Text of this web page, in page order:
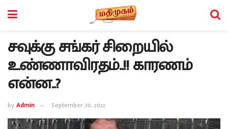
சவுக்கு சங்கர் சிறையில்
உண்ணாவிரதம்..!! காரணம்
என்ன..?
byAdmin September 30, 2022